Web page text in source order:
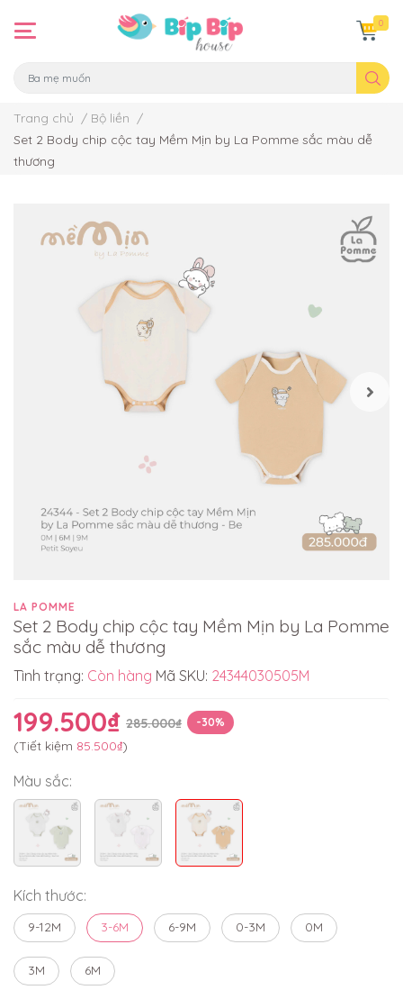
0
Trang chủ / Bộ liền /
Set 2 Body chip cộc tay Mềm Mịn by La Pomme sắc màu dễ
thương
LA POMME
Set 2 Body chip cộc tay Mềm Mịn by La Pomme
sắc màu dễ thương
Tình trạng: Còn hàng Mã SKU: 24344030505M
199.500₫ 285.000₫ -30%
(Tiết kiệm 85.500₫)
Màu sắc:
Kích thước:
9-12M 3-6M 6-9M 0-3M 0M
3M 6M